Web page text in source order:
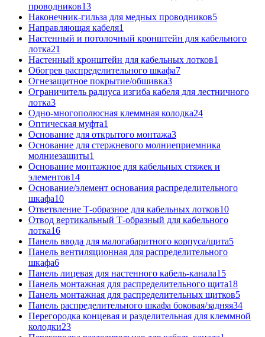
проводников13
Наконечник-гильза для медных проводников5
Направляющая кабеля1
Настенный и потолочный кронштейн для кабельного
лотка21
Настенный кронштейн для кабельных лотков1
Обогрев распределительного шкафа7
Огнезащитное покрытие/обшивка3
Ограничитель радиуса изгиба кабеля для лестничного
лотка3
Одно-многополюсная клеммная колодка24
Оптическая муфта1
Основание для открытого монтажа3
Основание для стержневого молниеприемника
молниезащиты1
Основание монтажное для кабельных стяжек и
элементов14
Основание/элемент основания распределительного
шкафа10
Ответвление Т-образное для кабельных лотков10
Отвод вертикальный Т-образный для кабельного
лотка16
Панель ввода для малогабаритного корпуса/щита5
Панель вентиляционная для распределительного
шкафа6
Панель лицевая для настенного кабель-канала15
Панель монтажная для распределительного щита18
Панель монтажная для распределительных щитков5
Панель распределительного шкафа боковая/задняя34
Перегородка концевая и разделительная для клеммной
колодки23